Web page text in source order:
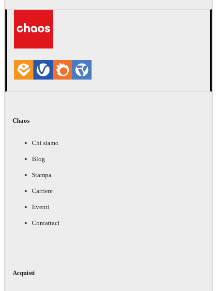
Chaos
Chi siamo
Blog
Stampa
Carriere
Eventi
Contattaci
Acquisti